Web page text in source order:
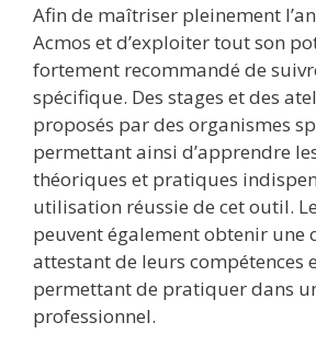
Afin de maîtriser pleinement
Acmos et d’exploiter tout son
fortement recommandé de
spécifique. Des stages et des
proposés par des organismes
permettant ainsi d’apprendre
théoriques et pratiques
utilisation réussie de cet outil.
peuvent également obtenir une
attestant de leurs compétences
permettant de pratiquer dans
professionnel.